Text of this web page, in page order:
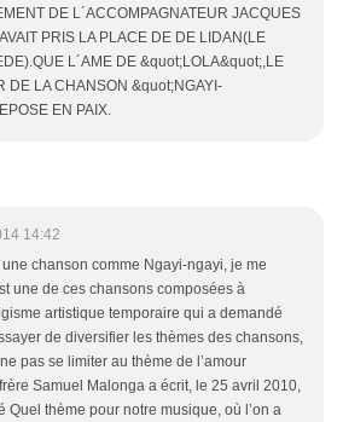
DE L´ACCOMPAGNATEUR JACQUES
PRIS LA PLACE DE DE LIDAN(LE
L´AME DE &quot;LOLA&quot;,LE
DE LA CHANSON &quot;NGAYI-
EN PAIX.
14:42
une chanson comme Ngayi-ngayi, je me
une de ces chansons composées à
artistique temporaire qui a demandé
de diversifier les thèmes des chansons,
pas se limiter au thème de l’amour
Samuel Malonga a écrit, le 25 avril 2010,
Quel thème pour notre musique, où l’on a